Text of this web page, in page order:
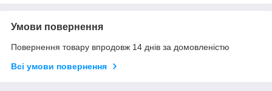
Умови повернення
Повернення товару впродовж 14 днів за домовленістю
Всі умови повернення